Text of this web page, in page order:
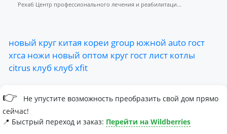
Рехаб Центр профессионального лечения и реабилитаци...
новый круг китая кореи group южной auto гост
хгса ножи новый оптом круг гостлист котлы
citrus клуб клубxfit
👉
Не упустите возможность преобразить свой дом прямо
сейчас!
📍 Быстрый переход и заказ: Перейти на Wildberries